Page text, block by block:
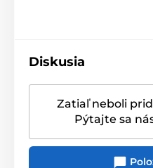
Produkt je zaradený
Květiny Umelé
DEKORÁCIE V AKCII
Diskusia
Zatiaľ neboli
Pýtajte sa